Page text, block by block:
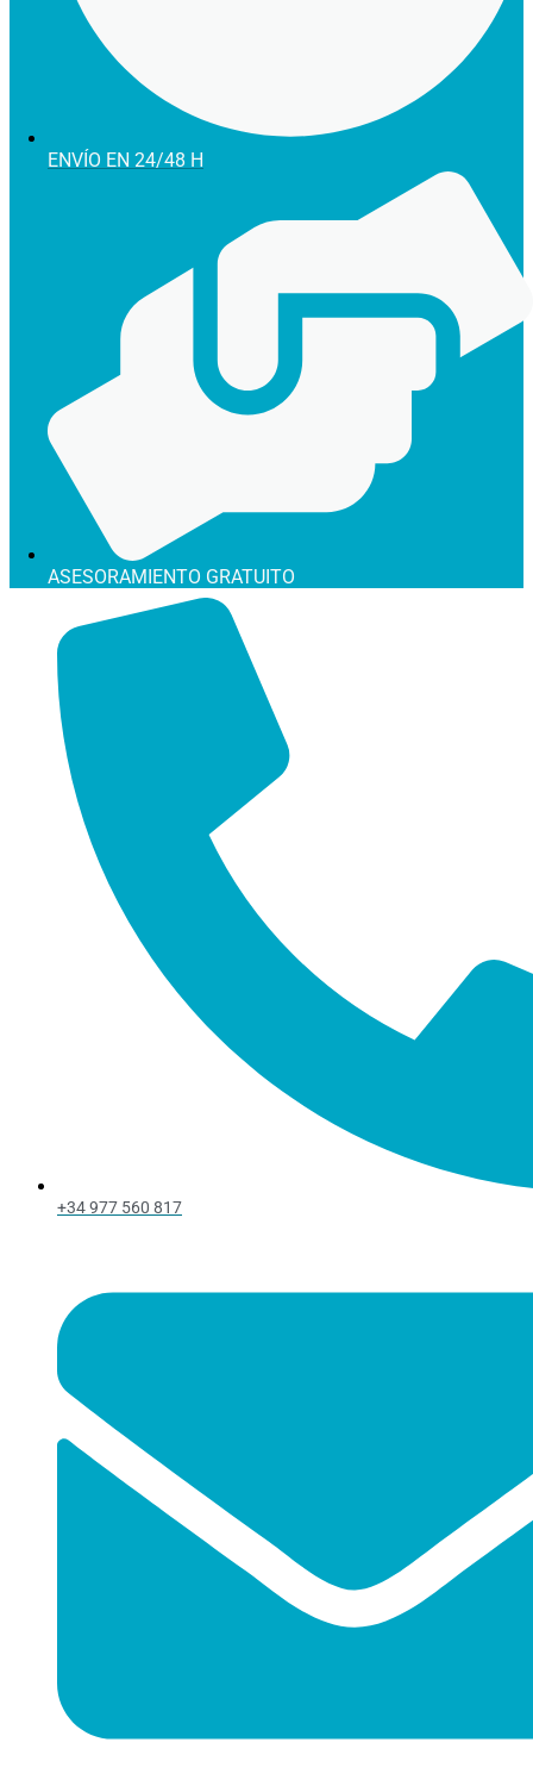
ENVÍO EN 24/48 H
ASESORAMIENTO GRATUITO
+34 977 560 817